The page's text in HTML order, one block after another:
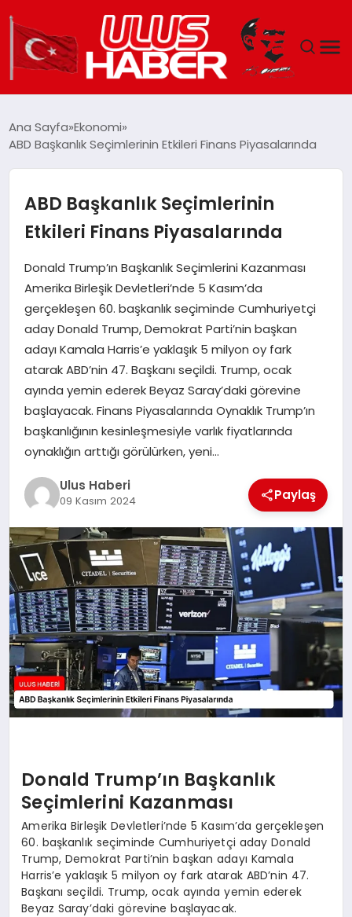
DÜNYA
EKONOMI
SIYASET
EĞITIM
MAGAZIN
SPOR
YAŞAM
Ana Sayfa Ekonomi
ABD Başkanlık Seçimlerinin Etkileri Finans Piyasalarında
ABD Başkanlık Seçimlerinin
Etkileri Finans Piyasalarında
Donald Trump’ın Başkanlık Seçimlerini Kazanması
Amerika Birleşik Devletleri’nde 5 Kasım’da
gerçekleşen 60. başkanlık seçiminde Cumhuriyetçi
aday Donald Trump, Demokrat Parti’nin başkan
adayı Kamala Harris’e yaklaşık 5 milyon oy fark
atarak ABD’nin 47. Başkanı seçildi. Trump, ocak
ayında yemin ederek Beyaz Saray’daki görevine
başlayacak. Finans Piyasalarında Oynaklık Trump’ın
başkanlığının kesinleşmesiyle varlık fiyatlarında
oynaklığın arttığı görülürken, yeni…
Ulus Haberi
09 Kasım 2024 Paylaş
Donald Trump’ın Başkanlık
Seçimlerini Kazanması
Amerika Birleşik Devletleri’nde 5 Kasım’da gerçekleşen
60. başkanlık seçiminde Cumhuriyetçi aday Donald
Trump, Demokrat Parti’nin başkan adayı Kamala
Harris’e yaklaşık 5 milyon oy fark atarak ABD’nin 47.
Başkanı seçildi. Trump, ocak ayında yemin ederek
Beyaz Saray’daki görevine başlayacak.